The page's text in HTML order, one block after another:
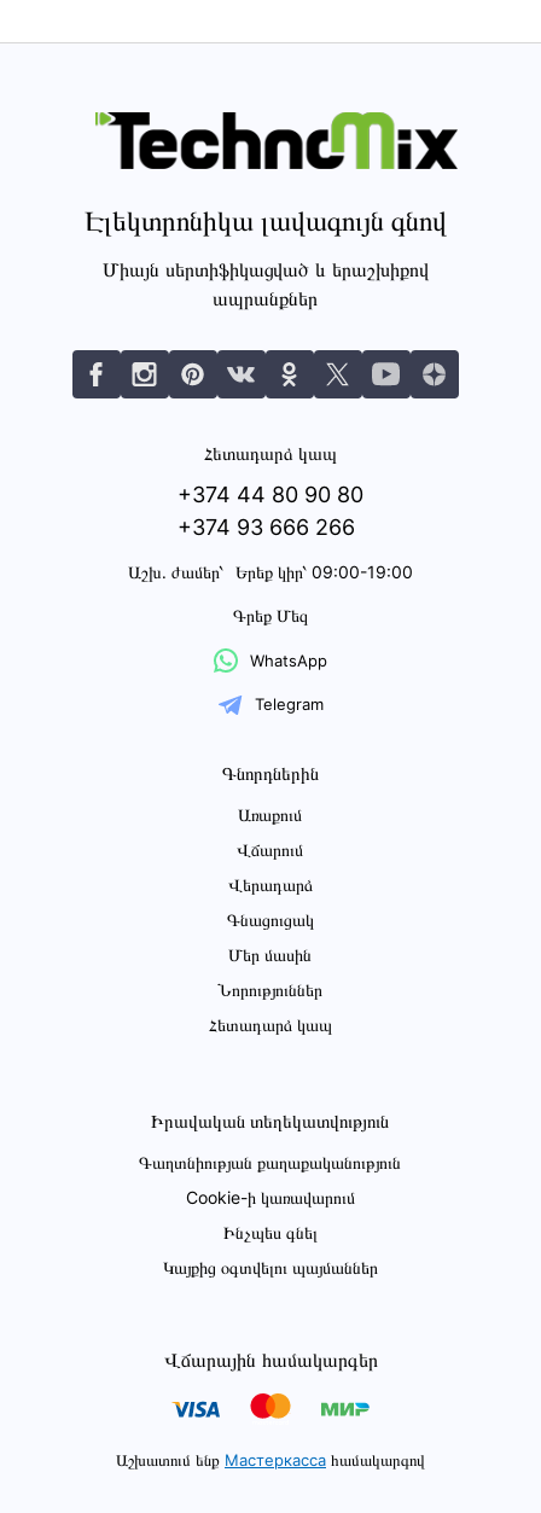
Էլեկտրոնիկա լավագույն գնով
Միայն սերտիֆիկացված և երաշխիքով
ապրանքներ
Հետադարձ կապ
+374 44 80 90 80
+374 93 666 266
Աշխ․ ժամեր՝ Երեք կիր՝ 09:00-19:00
Գրեք Մեզ
WhatsApp
Telegram
Գնորդներին
Առաքում
Վճարում
Վերադարձ
Գնացուցակ
Մեր մասին
Նորություններ
Հետադարձ կապ
Իրավական տեղեկատվություն
Գաղտնիության քաղաքականություն
Cookie-ի կառավարում
Ինչպես գնել
Կայքից օգտվելու պայմաններ
Վճարային համակարգեր
Աշխատում ենք Мастеркасса համակարգով